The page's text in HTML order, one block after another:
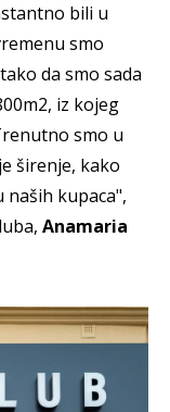
bili u
smo
da smo sada
iz kojeg
smo u
širenje, kako
kupaca",
Anamaria